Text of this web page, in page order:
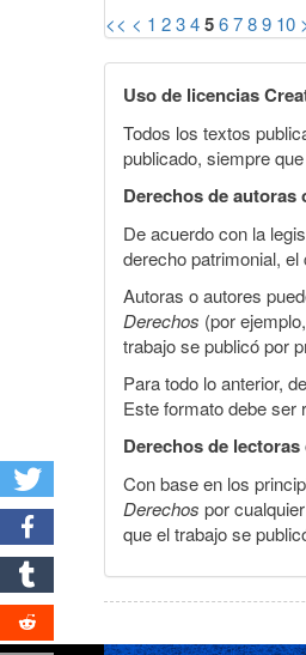
<< < 1 23456789 10
Uso de licencias
Todos los textos
publicado, siempre
Derechos de autoras
De acuerdo con la
derecho patrimonial,
Autoras o autores
Derechos (por
trabajo se publicó por
Para todo lo anterior,
Este formato debe ser
Derechos de
Con base en los
Derechos por
que el trabajo se